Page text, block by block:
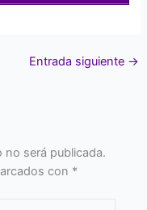
Entrada siguiente →
no será publicada.
con *